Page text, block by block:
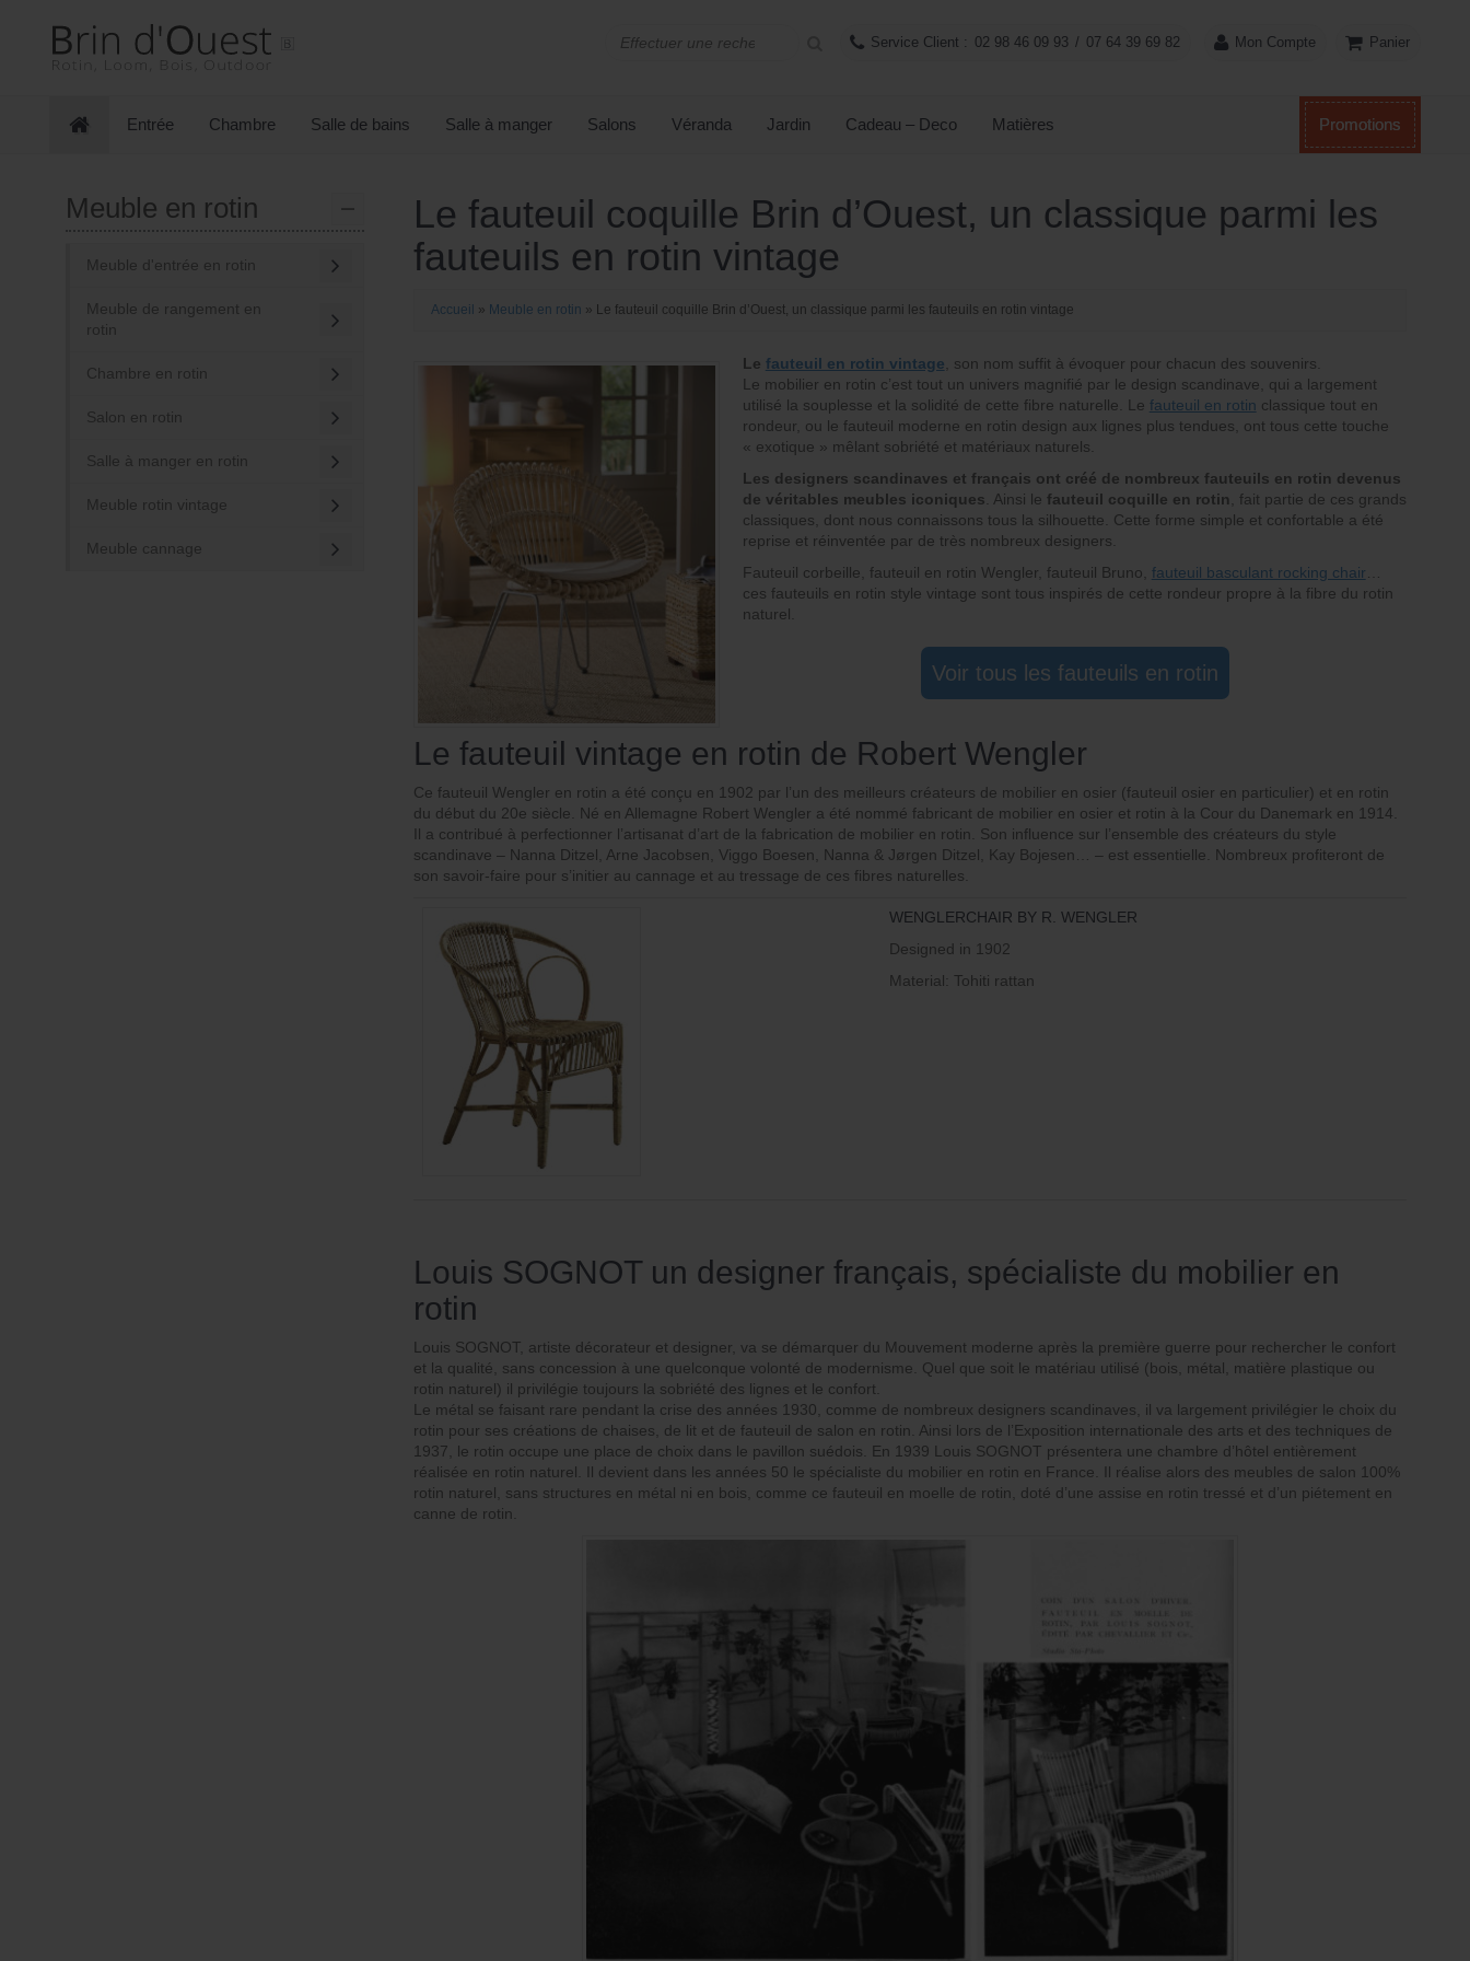
principal
Service Client : 02 98 46 09 93 / 07 64 39 69 82 Mon Compte Panier
Entrée Chambre Salle de bains Salle à manger Salons Véranda Jardin Cadeau – Deco Matières Promotions
Le fauteuil coquille Brin d’Ouest, un classique parmi les
fauteuils en rotin vintage
Accueil » Meuble en rotin » Le fauteuil coquille Brin d’Ouest, un classique parmi les fauteuils en rotin vintage
Le fauteuil en rotin vintage , son nom suffit à évoquer pour chacun des souvenirs.
Le mobilier en rotin c’est tout un univers magnifié par le design scandinave, qui a largement
utilisé la souplesse et la solidité de cette fibre naturelle. Le fauteuil en rotin classique tout en
rondeur, ou le fauteuil moderne en rotin design aux lignes plus tendues, ont tous cette touche
« exotique » mêlant sobriété et matériaux naturels.
Les designers scandinaves et français ont créé de nombreux fauteuils en rotin devenus
de véritables meubles iconiques . Ainsi le fauteuil coquille en rotin
, fait partie de ces grands
classiques, dont nous connaissons tous la silhouette. Cette forme simple et confortable a été
reprise et réinventée par de très nombreux designers.
Fauteuil corbeille, fauteuil en rotin Wengler, fauteuil Bruno, fauteuil basculant rocking chair
ces fauteuils en rotin style vintage sont tous inspirés de cette rondeur propre à la fibre du rotin
naturel.
Voir tous les fauteuils en rotin
Le fauteuil vintage en rotin de Robert Wengler
Ce fauteuil Wengler en rotin a été conçu en 1902 par l’un des meilleurs créateurs de mobilier en osier (fauteuil osier en particulier) et en rotin
du début du 20e siècle. Né en Allemagne Robert Wengler a été nommé fabricant de mobilier en osier et rotin à la Cour du Danemark en 1914.
Il a contribué à perfectionner l’artisanat d’art de la fabrication de mobilier en rotin. Son influence sur l’ensemble des créateurs du style
scandinave – Nanna Ditzel, Arne Jacobsen, Viggo Boesen, Nanna & Jørgen Ditzel, Kay Bojesen… – est essentielle. Nombreux profiteront de
son savoir-faire pour s’initier au cannage et au tressage de ces fibres naturelles.
WENGLERCHAIR BY R. WENGLER
Designed in 1902
Material: Tohiti rattan
Louis SOGNOT un designer français, spécialiste du mobilier en
rotin
Louis SOGNOT, artiste décorateur et designer, va se démarquer du Mouvement moderne après la première guerre pour rechercher le confort
et la qualité, sans concession à une quelconque volonté de modernisme. Quel que soit le matériau utilisé (bois, métal, matière plastique ou
rotin naturel) il privilégie toujours la sobriété des lignes et le confort.
Le métal se faisant rare pendant la crise des années 1930, comme de nombreux designers scandinaves, il va largement privilégier le choix du
rotin pour ses créations de chaises, de lit et de fauteuil de salon en rotin. Ainsi lors de l’Exposition internationale des arts et des techniques de
1937, le rotin occupe une place de choix dans le pavillon suédois. En 1939 Louis SOGNOT présentera une chambre d’hôtel entièrement
réalisée en rotin naturel. Il devient dans les années 50 le spécialiste du mobilier en rotin en France. Il réalise alors des meubles de salon 100%
rotin naturel, sans structures en métal ni en bois, comme ce fauteuil en moelle de rotin, doté d’une assise en rotin tressé et d’un piétement en
canne de rotin.
Meuble en rotin
Meuble d'entrée en rotin
Meuble de rangement en
rotin
Chambre en rotin
Salon en rotin
Salle à manger en rotin
Meuble rotin vintage
Meuble cannage